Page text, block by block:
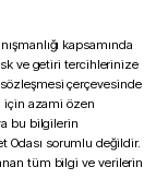
kapsamında
ve getiri tercihlerinize
sözleşmesi çerçevesinde
için azami özen
bu bilgilerin
Odası sorumlu değildir.
tüm bilgi ve verilerin